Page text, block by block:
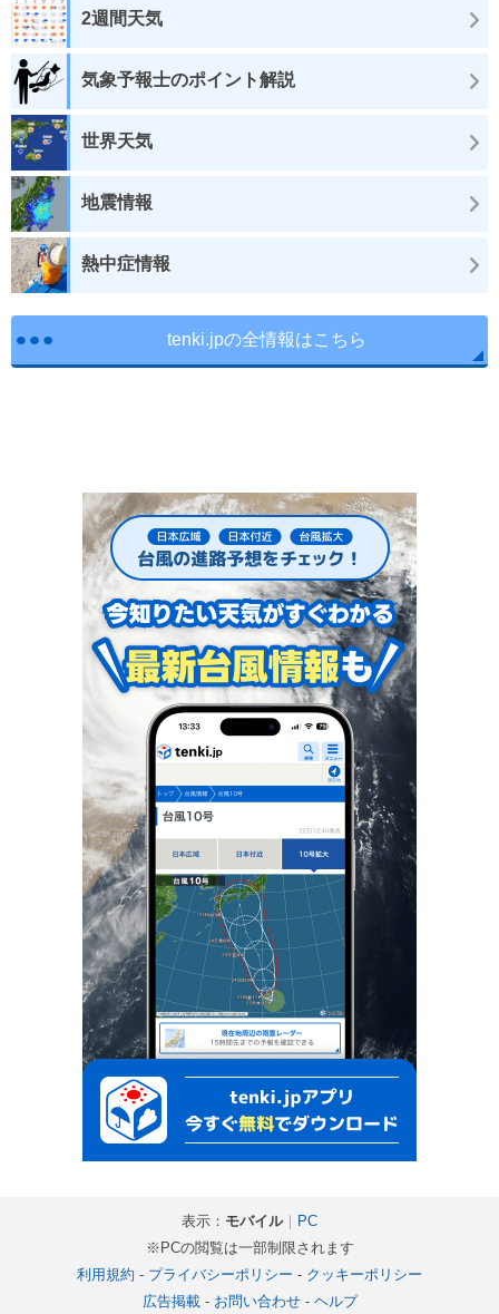
2週間天気
気象予報士のポイント解説
世界天気
地震情報
熱中症情報
tenki.jpの全情報はこちら
表示： モバイル｜ PC
※PCの閲覧は一部制限されます
利用規約 - プライバシーポリシー - クッキーポリシー
広告掲載- お問い合わせ- ヘルプ